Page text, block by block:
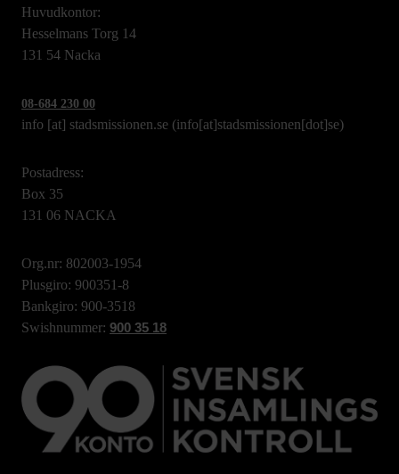
Huvudkontor:
Hesselmans Torg 14
131 54 Nacka
08-684 230 00
info [at] stadsmissionen.se (info[at]stadsmissionen[dot]se)
Postadress:
Box 35
131 06 NACKA
Org.nr: 802003-1954
Plusgiro: 900351-8
Bankgiro: 900-3518
Swishnummer: 900 35 18